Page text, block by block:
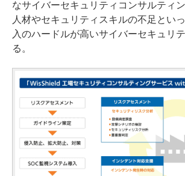
なサイバーセキュリティコンサルティ
人材やセキュリティスキルの不足とい
入のハードルが高いサイバーセキュリ
る。